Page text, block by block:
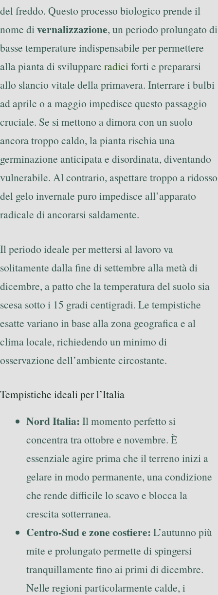
del freddo. Questo processo biologico prende il
nome divernalizzazione, un periodo prolungato di
basse temperature indispensabile per permettere
alla pianta di sviluppare radiciforti e prepararsi
allo slancio vitale della primavera. Interrare i bulbi
ad aprile o a maggio impedisce questo passaggio
cruciale. Se si mettono a dimora con un suolo
ancora troppo caldo, la pianta rischia una
germinazione anticipata e disordinata, diventando
vulnerabile. Al contrario, aspettare troppo a ridosso
del gelo invernale puro impedisce all’apparato
radicale di ancorarsi saldamente.
Il periodo ideale per mettersi al lavoro va
solitamente dalla fine di settembre alla metà di
dicembre, a patto che la temperatura del suolo sia
scesa sotto i 15 gradi centigradi. Le tempistiche
esatte variano in base alla zona geografica e al
clima locale, richiedendo un minimo di
osservazione dell’ambiente circostante.
Tempistiche ideali per l’Italia
Nord Italia: Il momento perfetto si
concentra tra ottobre e novembre. È
essenziale agire prima che il terreno inizi a
gelare in modo permanente, una condizione
che rende difficile lo scavo e blocca la
crescita sotterranea.
Centro-Sud e zone costiere: L’autunno più
mite e prolungato permette di spingersi
tranquillamente fino ai primi di dicembre.
Nelle regioni particolarmente calde, i